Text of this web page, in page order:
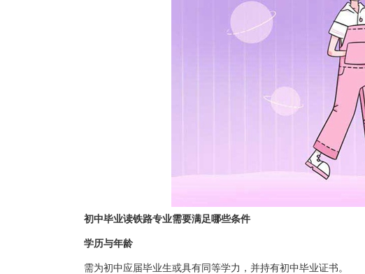
初中毕业读铁路专业需要满足哪些条件
学历与年龄‌
需为初中应届毕业生或具有同等学力，并持有初中毕业证书。